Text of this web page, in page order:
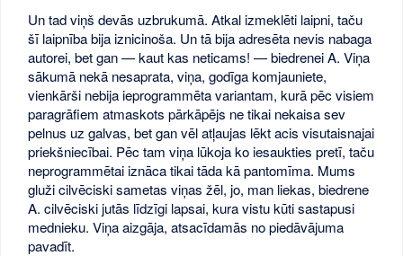
Un tad viņš devās uzbrukumā. Atkal izmeklēti laipni, taču
šī laipnība bija iznicinoša. Un tā bija adresēta nevis nabaga
autorei, bet gan — kaut kas neticams! — biedrenei A. Viņa
sākumā nekā nesaprata, viņa, godīga komjauniete,
vienkārši nebija ieprogrammēta variantam, kurā pēc visiem
paragrāfiem atmaskots pārkāpējs ne tikai nekaisa sev
pelnus uz galvas, bet gan vēl atļaujas lēkt acis visutaisnajai
priekšniecībai. Pēc tam viņa lūkoja ko iesaukties pretī, taču
neprogrammētai iznāca tikai tāda kā pantomīma. Mums
gluži cilvēciski sametas viņas žēl, jo, man liekas, biedrene
A. cilvēciski jutās līdzīgi lapsai, kura vistu kūti sastapusi
mednieku. Viņa aizgāja, atsacīdamās no piedāvājuma
pavadīt.